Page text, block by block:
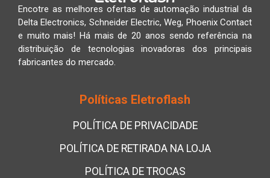
Encotre as melhores ofertas de automação industrial da
Delta Electronics, Schneider Electric, Weg, Phoenix Contact
e muito mais! Há mais de 20 anos sendo referência na
distribuição de tecnologias inovadoras dos principais
fabricantes do mercado.
Políticas Eletroflash
POLÍTICA DE PRIVACIDADE
POLÍTICA DE RETIRADA NA LOJA
POLÍTICA DE TROCAS